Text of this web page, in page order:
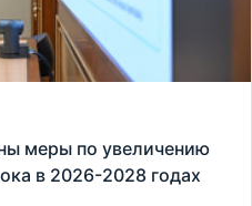
меры по увеличению
в 2026-2028 годах